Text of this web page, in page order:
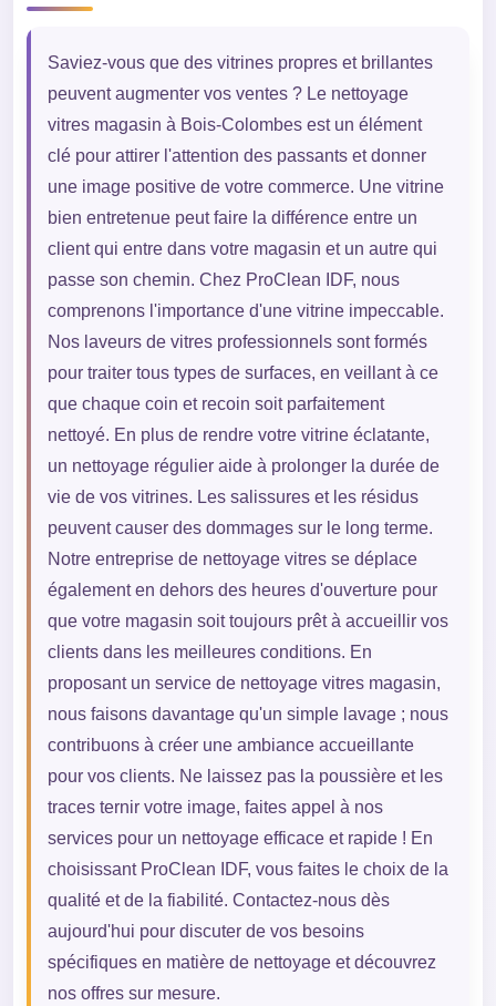
Saviez-vous que des vitrines propres et brillantes
peuvent augmenter vos ventes ? Le nettoyage
vitres magasin à Bois-Colombes est un élément
clé pour attirer l'attention des passants et donner
une image positive de votre commerce. Une vitrine
bien entretenue peut faire la différence entre un
client qui entre dans votre magasin et un autre qui
passe son chemin. Chez ProClean IDF, nous
comprenons l'importance d'une vitrine impeccable.
Nos laveurs de vitres professionnels sont formés
pour traiter tous types de surfaces, en veillant à ce
que chaque coin et recoin soit parfaitement
nettoyé. En plus de rendre votre vitrine éclatante,
un nettoyage régulier aide à prolonger la durée de
vie de vos vitrines. Les salissures et les résidus
peuvent causer des dommages sur le long terme.
Notre entreprise de nettoyage vitres se déplace
également en dehors des heures d'ouverture pour
que votre magasin soit toujours prêt à accueillir vos
clients dans les meilleures conditions. En
proposant un service de nettoyage vitres magasin,
nous faisons davantage qu'un simple lavage ; nous
contribuons à créer une ambiance accueillante
pour vos clients. Ne laissez pas la poussière et les
traces ternir votre image, faites appel à nos
services pour un nettoyage efficace et rapide ! En
choisissant ProClean IDF, vous faites le choix de la
qualité et de la fiabilité. Contactez-nous dès
aujourd'hui pour discuter de vos besoins
spécifiques en matière de nettoyage et découvrez
nos offres sur mesure.